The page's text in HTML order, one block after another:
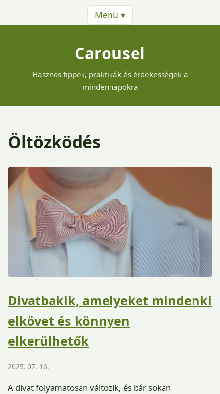
Menü ▾
Carousel
Hasznos tippek, praktikák és érdekességek a
mindennapokra
Öltözködés
Divatbakik, amelyeket mindenki
elkövet és könnyen
elkerülhetők
2025. 07. 16.
A divat folyamatosan változik, és bár sokan